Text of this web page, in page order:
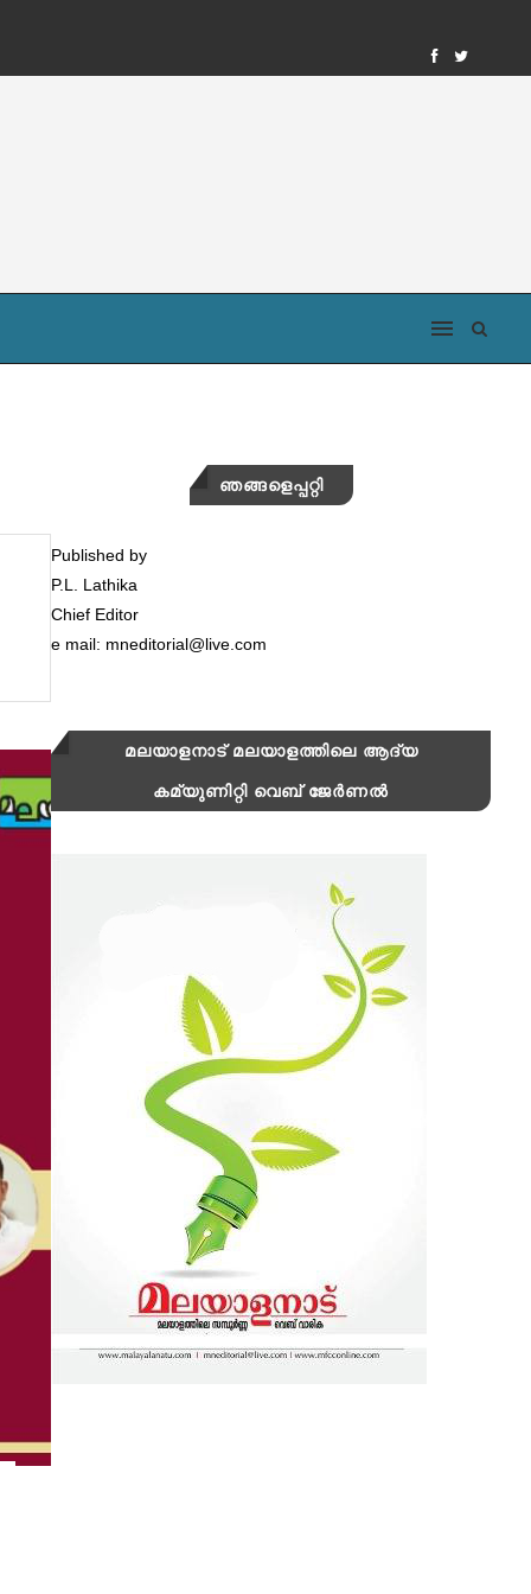
ഞങ്ങളെപ്പറ്റി
Published by
P.L. Lathika
Chief Editor
e mail: mneditorial@live.com
മലയാളനാട് മലയാളത്തിലെ ആദ്യ
കമ്യുണിറ്റി വെബ് ജേർണൽ